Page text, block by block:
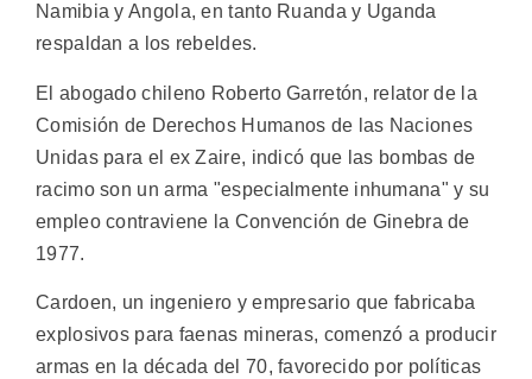
Namibia y Angola, en tanto Ruanda y Uganda
respaldan a los rebeldes.
El abogado chileno Roberto Garretón, relator de la
Comisión de Derechos Humanos de las Naciones
Unidas para el ex Zaire, indicó que las bombas de
racimo son un arma "especialmente inhumana" y su
empleo contraviene la Convención de Ginebra de
1977.
Cardoen, un ingeniero y empresario que fabricaba
explosivos para faenas mineras, comenzó a producir
armas en la década del 70, favorecido por políticas